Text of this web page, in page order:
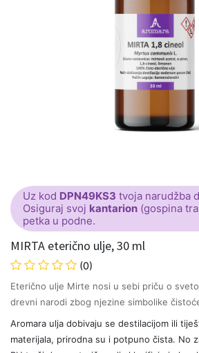
Uz kod DPN49KS3 tvoja narudžba
Osiguraj svoj kantarion (gospina
petka u podne.
MIRTA eterično ulje, 30 ml
(0)
Eterično ulje Mirte nosi u sebi priču o
drevni narodi zbog njezine simbolike
Aromara ulja dobivaju se destilacijom ili
materijala, prirodna su i potpuno čista. No